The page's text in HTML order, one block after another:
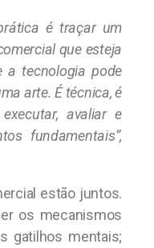
é traçar um
que esteja
a tecnologia pode
arte. É técnica, é
avaliar e
fundamentais”,
estão juntos.
os mecanismos
gatilhos mentais;